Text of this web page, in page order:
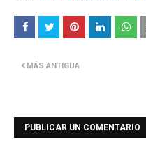
MÁS ANTIGUA
PUBLICAR UN COMENTARIO